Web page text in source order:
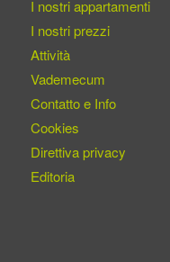
I nostri appartamenti
I nostri prezzi
Attività
Vademecum
Contatto e Info
Cookies
Direttiva privacy
Editoria